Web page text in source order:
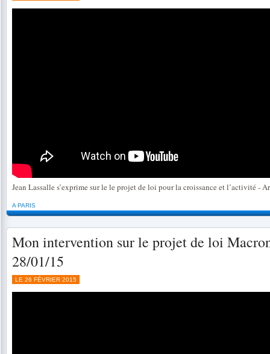
Jean Lassalle s’exprime sur le le projet de loi pour la croissance et l’activité -
A PARIS
Mon intervention sur le projet de loi
28/01/15
LE 26 FÉVRIER 2015